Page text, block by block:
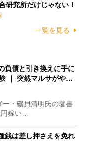
研究所だけじゃない！
一覧を見る
負債と引き換えに手に
｜ 突然マルサがや…
・磯貝清明氏の著書
円稼い…
銭は差し押さえを免れ